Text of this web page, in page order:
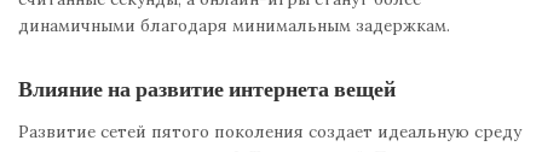
динамичными благодаря минимальным задержкам.
Влияние на развитие интернета вещей
Развитие сетей пятого поколения создает идеальную среду